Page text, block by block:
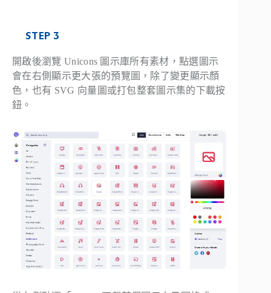
STEP 3
開啟後瀏覽 Unicons 圖示庫所有素材，點選圖示
會在右側顯示更大張的預覽圖，除了變更顯示顏
色，也有 SVG 向量圖或打包整套圖示集的下載按
鈕。